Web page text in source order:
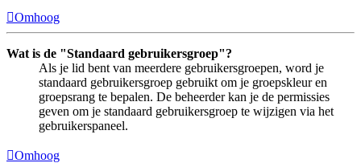
Omhoog
Wat is de "Standaard gebruikersgroep"?
Als je lid bent van meerdere gebruikersgroepen, word je
standaard gebruikersgroep gebruikt om je groepskleur en
groepsrang te bepalen. De beheerder kan je de permissies
geven om je standaard gebruikersgroep te wijzigen via het
gebruikerspaneel.
Omhoog